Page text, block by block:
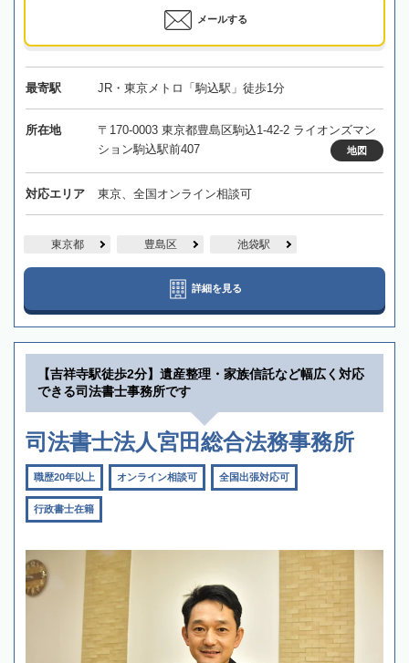
メールする
最寄駅 JR・東京メトロ「駒込駅」徒歩1分
所在地
〒170-0003 東京都豊島区駒込1-42-2 ライオンズマン
ション駒込駅前407
地図
対応エリア 東京、全国オンライン相談可
東京都 豊島区 池袋駅
詳細を見る
【吉祥寺駅徒歩2分】遺産整理・家族信託など幅広く対応
できる司法書士事務所です
司法書士法人宮田総合法務事務所
職歴20年以上 オンライン相談可 全国出張対応可
行政書士在籍